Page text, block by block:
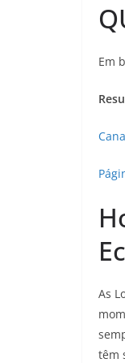
Em
As
têm